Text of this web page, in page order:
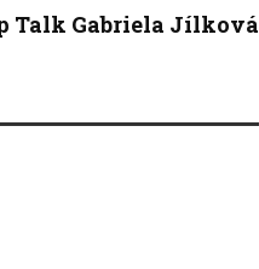
Talk Gabriela Jílková